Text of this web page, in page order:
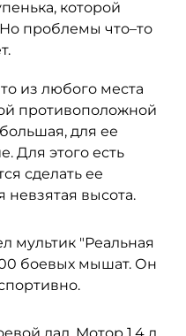
которой
проблемы что–то
из любого места
противоположной
для ее
Для этого есть
сделать ее
невзятая высота.
мультик "Реальная
боевых мышат. Он